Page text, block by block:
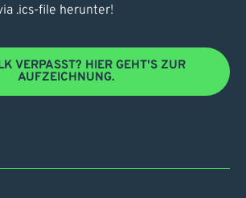
.ics-file herunter!
VERPASST? HIER GEHT'S ZUR
AUFZEICHNUNG.